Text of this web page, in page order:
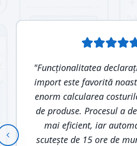
"Funcționalitatea
import este favorită
enorm calcularea
de produse. Procesul a
mai eficient, iar
scutește de 15 ore de